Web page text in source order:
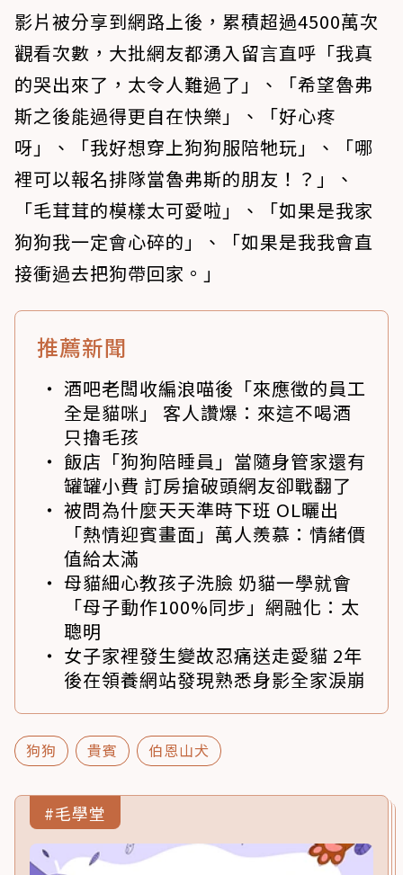
影片被分享到網路上後，累積超過4500萬次
觀看次數，大批網友都湧入留言直呼「我真
的哭出來了，太令人難過了」、「希望魯弗
斯之後能過得更自在快樂」、「好心疼
呀」、「我好想穿上狗狗服陪牠玩」、「哪
裡可以報名排隊當魯弗斯的朋友！？」、
「毛茸茸的模樣太可愛啦」、「如果是我家
狗狗我一定會心碎的」、「如果是我我會直
接衝過去把狗帶回家。」
推薦新聞
酒吧老闆收編浪喵後「來應徵的員工
全是貓咪」 客人讚爆：來這不喝酒
只擼毛孩
飯店「狗狗陪睡員」當隨身管家還有
罐罐小費 訂房搶破頭網友卻戰翻了
被問為什麼天天準時下班 OL曬出
「熱情迎賓畫面」萬人羨慕：情緒價
值給太滿
母貓細心教孩子洗臉 奶貓一學就會
「母子動作100%同步」網融化：太
聰明
女子家裡發生變故忍痛送走愛貓 2年
後在領養網站發現熟悉身影全家淚崩
狗狗 貴賓 伯恩山犬
#毛學堂